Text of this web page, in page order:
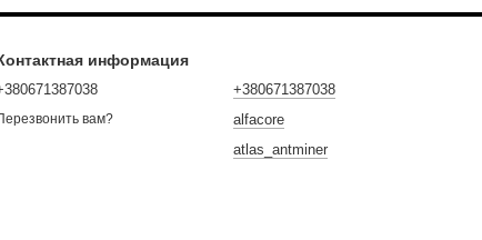
информация
вам?
+380671387038
alfacore
atlas_antminer